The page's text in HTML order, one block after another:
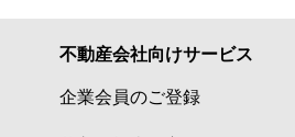
不動産会社向けサービス
企業会員のご登録